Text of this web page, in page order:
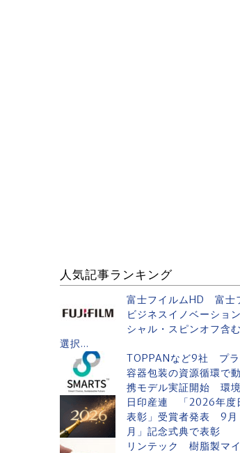
人気記事ランキング
富士フイルムHD 富士
ビジネスイノベーショ
シャル・スピンオフ含
選択...
TOPPANなど9社 プラ
容器包装の資源循環で
携モデル実証開始 環
日印産連 「2026年度
表彰」受賞者発表 9月
月」記念式典で表彰
リンテック 樹脂製マ